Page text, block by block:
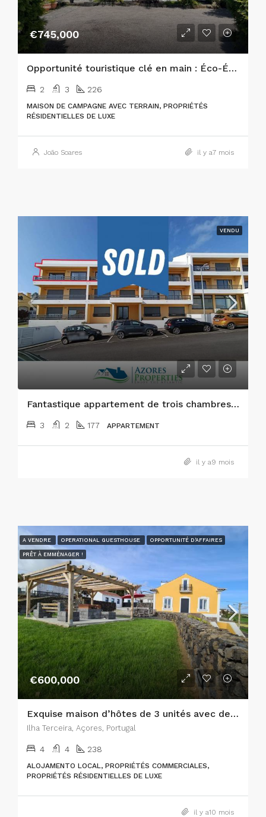
€745,000
Opportunité touristique clé en main : Éco-État de luxe au cœur de la nature
2 3 226
MAISON DE CAMPAGNE AVEC TERRAIN, PROPRIÉTÉS
RÉSIDENTIELLES DE LUXE
João Soares il y a7 mois
VENDU
Fantastique appartement de trois chambres dans la ville de Horta, île de Faial.
3 2 177 APPARTEMENT
il y a9 mois
A VENDRE OPERATIONAL GUESTHOUSE OPPORTUNITÉ D'AFFAIRES
PRÊT À EMMÉNAGER !
€600,000
Exquise maison d’hôtes de 3 unités avec des vues merveilleuses située à Lajes, île de Terceira
Ilha Terceira, Açores, Portugal
4 4 238
ALOJAMENTO LOCAL, PROPRIÉTÉS COMMERCIALES,
PROPRIÉTÉS RÉSIDENTIELLES DE LUXE
il y a10 mois